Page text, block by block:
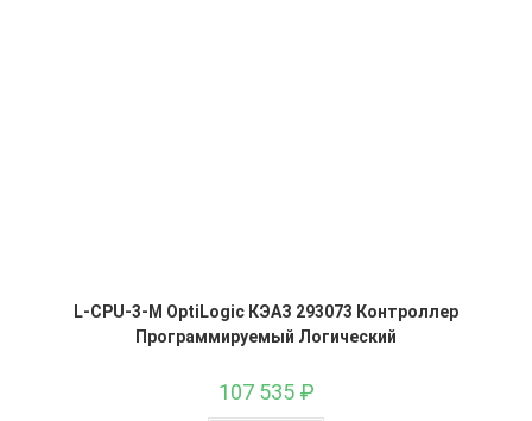
L-CPU-3-M OptiLogic КЭАЗ 293073 Контроллер
Программируемый Логический
107 535 ₽